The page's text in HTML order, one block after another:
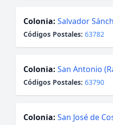
Colonia: Salvador
Códigos Postales: 63782
Colonia: San Antonio
Códigos Postales: 63790
Colonia: San José de